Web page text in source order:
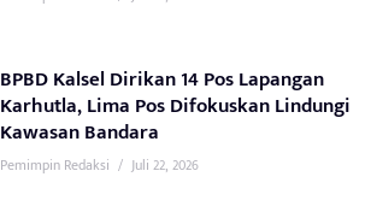
BPBD Kalsel Dirikan 14 Pos Lapangan
Karhutla, Lima Pos Difokuskan Lindungi
Kawasan Bandara
Pemimpin Redaksi / Juli 22, 2026